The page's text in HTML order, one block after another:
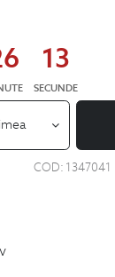
13
SECUNDE
COD: 1347041